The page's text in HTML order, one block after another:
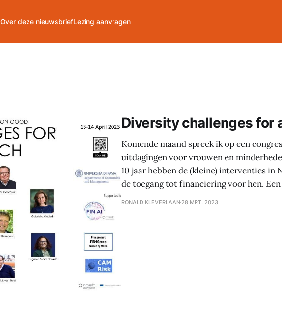
Over deze nieuwsbriefLezing aanvragen
Diversity challenges for
Komende maand spreek ik op een
uitdagingen voor vrouwen en
10 jaar hebben de (kleine) interventies in
de toegang tot financiering voor hen.
RONALD KLEVERLAAN 28 MRT. 2023